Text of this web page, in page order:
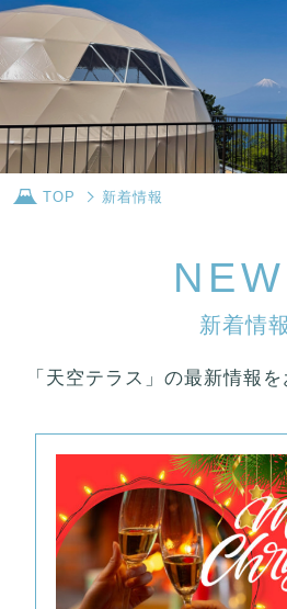
TOP 新着情報
N EW
新着情報
「天空テラス」の最新情報を